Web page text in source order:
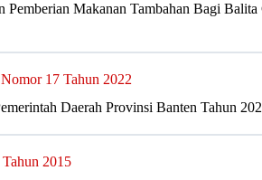
Pemberian Makanan Tambahan Bagi
17 Tahun 2022
Daerah Provinsi Banten Tahun
2015